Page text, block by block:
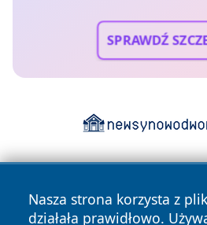
SPRAWDŹ
Nasza strona korzysta z
działała prawidłowo.